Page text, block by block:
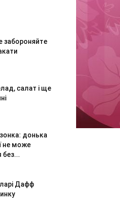
забороняйте
салат і ще
донька
не може
без...
Дафф